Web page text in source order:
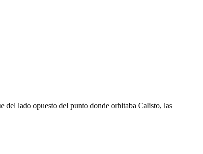
del lado opuesto del punto donde orbitaba Calisto, las